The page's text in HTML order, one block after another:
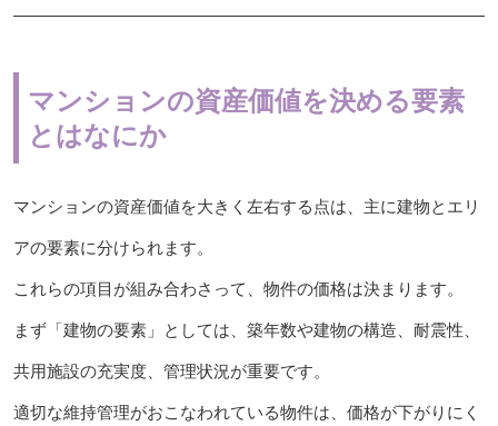
マンションの資産価値を決める要素
とはなにか
マンションの資産価値を大きく左右する点は、主に建物とエリ
アの要素に分けられます。
これらの項目が組み合わさって、物件の価格は決まります。
まず「建物の要素」としては、築年数や建物の構造、耐震性、
共用施設の充実度、管理状況が重要です。
適切な維持管理がおこなわれている物件は、価格が下がりにく